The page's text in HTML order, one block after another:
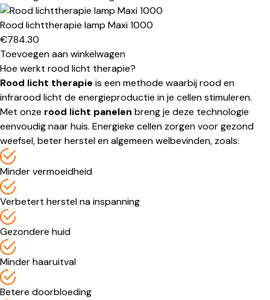
Rood lichttherapie lamp Maxi 1000
€784.30
Toevoegen aan winkelwagen
Hoe werkt rood licht therapie?
Rood licht therapie is een methode waarbij rood en
infrarood licht de energieproductie in je cellen stimuleren.
Met onze rood licht panelen breng je deze technologie
eenvoudig naar huis. Energieke cellen zorgen voor gezond
weefsel, beter herstel en algemeen welbevinden, zoals:
Minder vermoeidheid
Verbetert herstel na inspanning
Gezondere huid
Minder haaruitval
Betere doorbloeding